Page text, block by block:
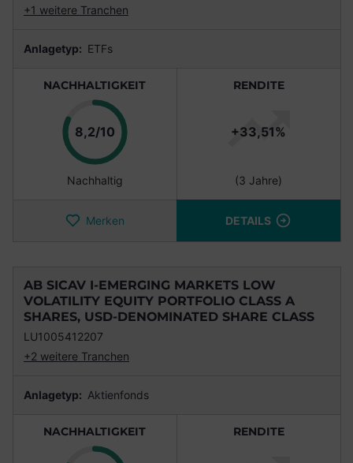
+1 weitere Tranchen
Anlagetyp: ETFs
NACHHALTIGKEIT
8,2/10Punkte
Nachhaltig
RENDITE
+33,51%
(3 Jahre)
Merken DETAILS
AB SICAV I-EMERGING MARKETS LOW
VOLATILITY EQUITY PORTFOLIO CLASS A
SHARES, USD-DENOMINATED SHARE CLASS
LU1005412207
+2 weitere Tranchen
Anlagetyp: Aktienfonds
NACHHALTIGKEIT RENDITE